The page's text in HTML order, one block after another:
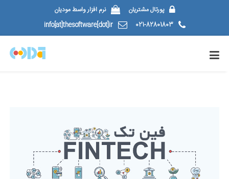
پورتال مشتریان
نرم افزار واسط مودیان
021-82801803
info[at]thesoftware[dot]ir